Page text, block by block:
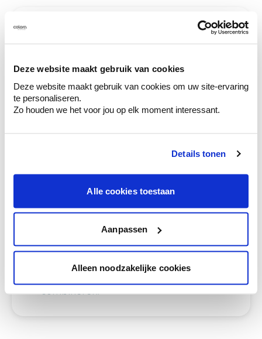
Deze website maakt gebruik van cookies
Deze website maakt gebruik van cookies om uw site-ervaring
te personaliseren.
Zo houden we het voor jou op elk moment interessant.
Details tonen
Alle cookies toestaan
Aanpassen
Alleen noodzakelijke cookies
ruimtes.
Krijg kleuradvies op basis van de lichtinval
en je meubels.
Ontdek er kleurechte stalen van je
kleurenselectie.
Bekijk er de bijhorende tinten om je kleur
combineren.